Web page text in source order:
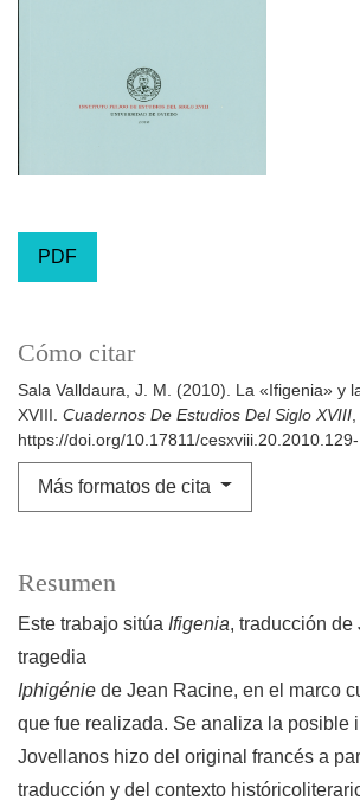
PDF
Cómo citar
Sala Valldaura, J. M. (2010). La «Ifigenia» y
XVIII. Cuadernos De Estudios Del Siglo XVIII
https://doi.org/10.17811/
Más formatos de cita
Resumen
Este trabajo sitúa Ifigenia, traducción de
tragedia
Iphigénie de Jean Racine, en el marco
que fue realizada. Se analiza la posible
Jovellanos hizo del original francés a
traducción y del contexto